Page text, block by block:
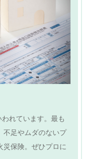
れています。最も
不足やムダのないプ
災保険。ぜひプロに